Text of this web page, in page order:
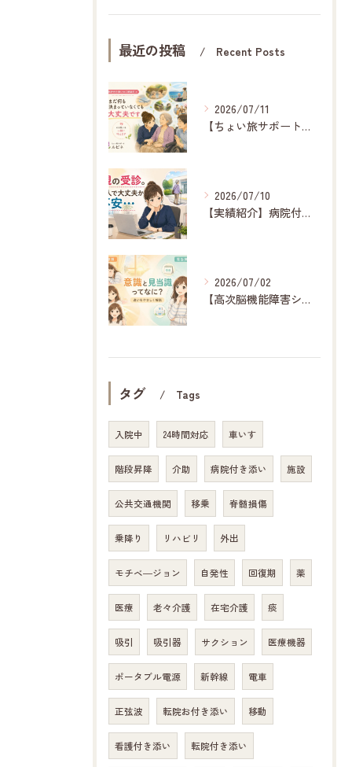
最近の投稿 Recent Posts
2026/07/11
【ちょい旅サポート】旅行付き添い相談ガイド
2026/07/10
【実績紹介】病院付き添いと受診レポート
2026/07/02
【高次脳機能障害シリーズ】意識と見当識とは？
タグ Tags
入院中 24時間対応 車いす
階段昇降 介助 病院付き添い 施設
公共交通機関 移乗 脊髄損傷
乗降り リハビリ 外出
モチベ―ジョン 自発性 回復期 薬
医療 老々介護 在宅介護 痰
吸引 吸引器 サクション 医療機器
ポータブル電源 新幹線 電車
正弦波 転院お付き添い 移動
看護付き添い 転院付き添い